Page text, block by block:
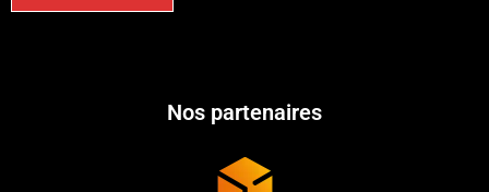
Nos partenaires